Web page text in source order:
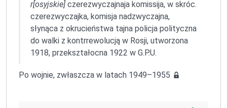
r[osyjskie] czerezwyczajnaja komissija, w skróc.
czerezwyczajka, komisja nadzwyczajna,
słynąca z okrucieństwa tajna policja polityczna
do walki z kontrrewolucją w Rosji, utworzona
1918, przekształocna 1922 w G.P.U.
Po wojnie, zwłaszcza w latach 1949–1955